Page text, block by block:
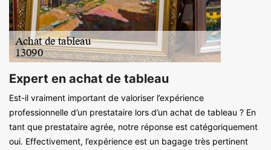
Expert en achat de tableau
Est-il vraiment important de valoriser l’expérience
professionnelle d’un prestataire lors d’un achat de tableau ? En
tant que prestataire agrée, notre réponse est catégoriquement
oui. Effectivement, l’expérience est un bagage très pertinent